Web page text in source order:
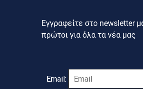
Εγγραφείτε στο newsletter
πρώτοι για όλα τα νέα μας
Email: